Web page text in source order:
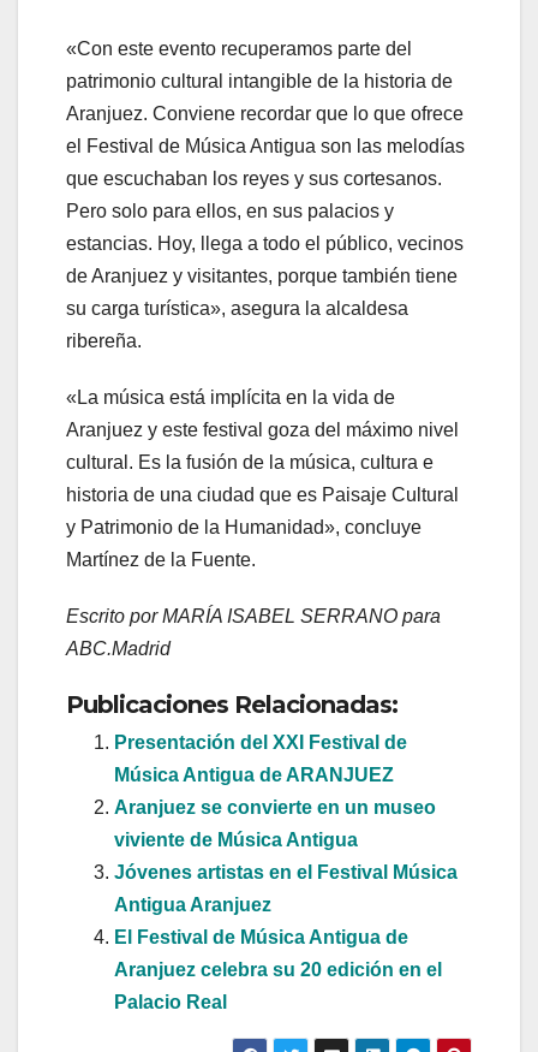
«Con este evento recuperamos parte del
patrimonio cultural intangible de la historia de
Aranjuez. Conviene recordar que lo que ofrece
el Festival de Música Antigua son las melodías
que escuchaban los reyes y sus cortesanos.
Pero solo para ellos, en sus palacios y
estancias. Hoy, llega a todo el público, vecinos
de Aranjuez y visitantes, porque también tiene
su carga turística», asegura la alcaldesa
ribereña.
«La música está implícita en la vida de
Aranjuez y este festival goza del máximo nivel
cultural. Es la fusión de la música, cultura e
historia de una ciudad que es Paisaje Cultural
y Patrimonio de la Humanidad», concluye
Martínez de la Fuente.
Escrito por MARÍA ISABEL SERRANO para
ABC.Madrid
Publicaciones Relacionadas:
Presentación del XXI Festival de
Música Antigua de ARANJUEZ
Aranjuez se convierte en un museo
viviente de Música Antigua
Jóvenes artistas en el Festival Música
Antigua Aranjuez
El Festival de Música Antigua de
Aranjuez celebra su 20 edición en el
Palacio Real